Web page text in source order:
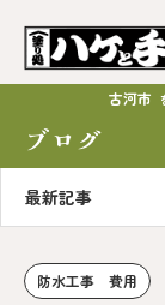
古河市
ブログ
最新記事
防水工事 費用